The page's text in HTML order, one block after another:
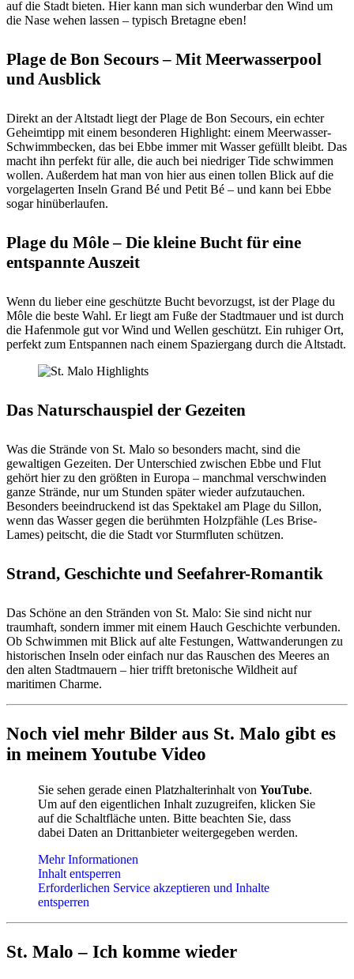
auf die Stadt bieten. Hier kann man sich wunderbar den Wind um
die Nase wehen lassen – typisch Bretagne eben!
Plage de Bon Secours – Mit Meerwasserpool
und Ausblick
Direkt an der Altstadt liegt der Plage de Bon Secours, ein echter
Geheimtipp mit einem besonderen Highlight: einem Meerwasser-
Schwimmbecken, das bei Ebbe immer mit Wasser gefüllt bleibt. Das
macht ihn perfekt für alle, die auch bei niedriger Tide schwimmen
wollen. Außerdem hat man von hier aus einen tollen Blick auf die
vorgelagerten Inseln Grand Bé und Petit Bé – und kann bei Ebbe
sogar hinüberlaufen.
Plage du Môle – Die kleine Bucht für eine
entspannte Auszeit
Wenn du lieber eine geschützte Bucht bevorzugst, ist der Plage du
Môle die beste Wahl. Er liegt am Fuße der Stadtmauer und ist durch
die Hafenmole gut vor Wind und Wellen geschützt. Ein ruhiger Ort,
perfekt zum Entspannen nach einem Spaziergang durch die Altstadt.
Das Naturschauspiel der Gezeiten
Was die Strände von St. Malo so besonders macht, sind die
gewaltigen Gezeiten. Der Unterschied zwischen Ebbe und Flut
gehört hier zu den größten in Europa – manchmal verschwinden
ganze Strände, nur um Stunden später wieder aufzutauchen.
Besonders beeindruckend ist das Spektakel am Plage du Sillon,
wenn das Wasser gegen die berühmten Holzpfähle (Les Brise-
Lames) peitscht, die die Stadt vor Sturmfluten schützen.
Strand, Geschichte und Seefahrer-Romantik
Das Schöne an den Stränden von St. Malo: Sie sind nicht nur
traumhaft, sondern immer mit einem Hauch Geschichte verbunden.
Ob Schwimmen mit Blick auf alte Festungen, Wattwanderungen zu
historischen Inseln oder einfach nur das Rauschen des Meeres an
den alten Stadtmauern – hier trifft bretonische Wildheit auf
maritimen Charme.
Noch viel mehr Bilder aus St. Malo gibt es
in meinem Youtube Video
Sie sehen gerade einen Platzhalterinhalt von YouTube.
Um auf den eigentlichen Inhalt zuzugreifen, klicken Sie
auf die Schaltfläche unten. Bitte beachten Sie, dass
dabei Daten an Drittanbieter weitergegeben werden.
Mehr Informationen
Inhalt entsperren
Erforderlichen Service akzeptieren und Inhalte
entsperren
St. Malo – Ich komme wieder